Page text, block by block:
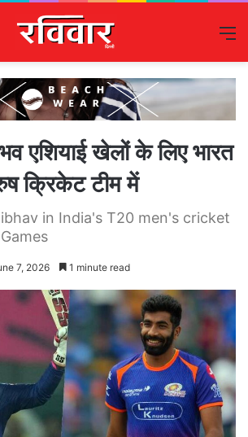
एशियाई खेलों के लिए भारत
क्रिकेट टीम में
in India's T20 men's cricket
7, 2026 1 minute read